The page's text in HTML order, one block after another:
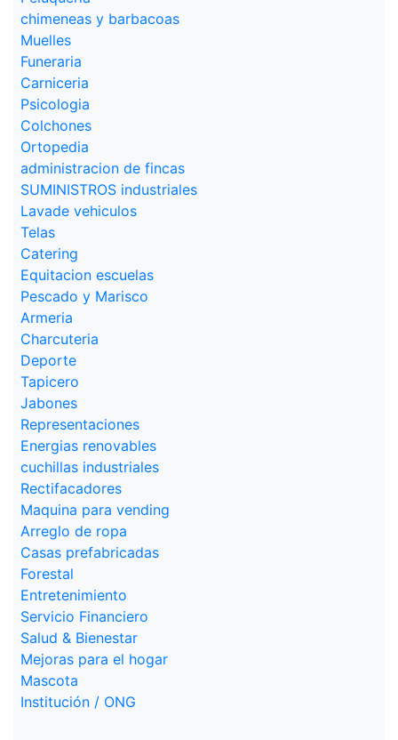
chimeneas y barbacoas
Muelles
Funeraria
Carniceria
Psicologia
Colchones
Ortopedia
administracion de fincas
SUMINISTROS industriales
Lavade vehiculos
Telas
Catering
Equitacion escuelas
Pescado y Marisco
Armeria
Charcuteria
Deporte
Tapicero
Jabones
Representaciones
Energias renovables
cuchillas industriales
Rectifacadores
Maquina para vending
Arreglo de ropa
Casas prefabricadas
Forestal
Entretenimiento
Servicio Financiero
Salud & Bienestar
Mejoras para el hogar
Mascota
Institución / ONG